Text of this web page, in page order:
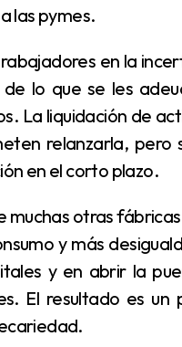
las pymes.
lo que se les
La liquidación de
relanzarla, pero
en el corto plazo.
y más
y en abrir la
El resultado es un